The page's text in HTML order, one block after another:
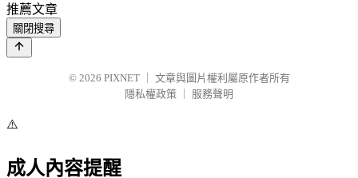
推薦文章
關閉搜尋
© 2026 PIXNET
文章與圖片權利屬原作者所有
隱私權政策
服務聲明
⚠️
成人內容提醒